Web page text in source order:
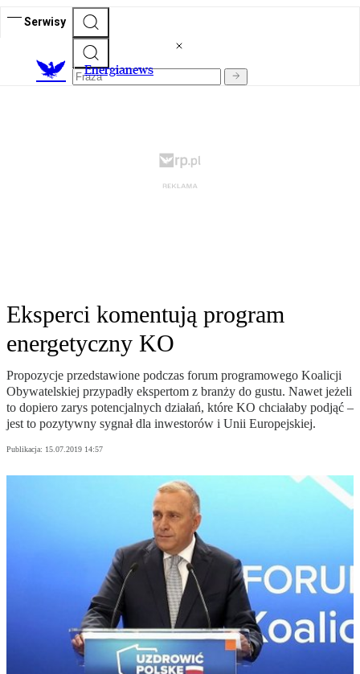
Serwisy
Energianews
Eksperci komentują program
energetyczny KO
Propozycje przedstawione podczas forum programowego Koalicji
Obywatelskiej przypadły ekspertom z branży do gustu. Nawet jeżeli
to dopiero zarys potencjalnych działań, które KO chciałaby podjąć –
jest to pozytywny sygnał dla inwestorów i Unii Europejskiej.
Publikacja: 15.07.2019 14:57